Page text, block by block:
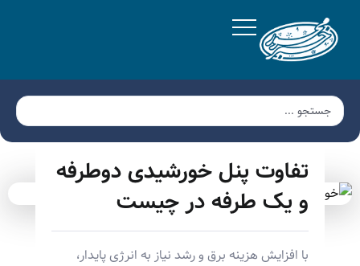
تفاوت پنل خورشیدی دوطرفه
و یک طرفه در چیست
با افزایش هزینه برق و رشد نیاز به انرژی پایدار،